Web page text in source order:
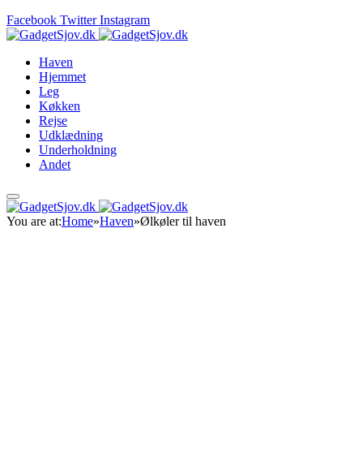
Facebook Twitter Instagram
Haven
Hjemmet
Leg
Køkken
Rejse
Udklædning
Underholdning
Andet
You are at:Home»Haven»Ølkøler til haven